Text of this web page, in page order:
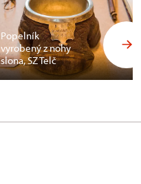
Popelník
vyrobený z nohy
slona, SZ Telč